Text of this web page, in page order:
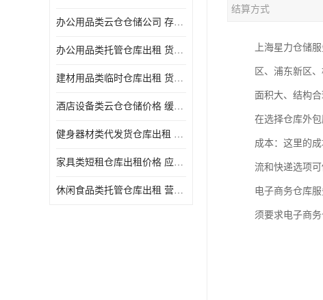
办公用品类云仓仓储公司 存货周转很快 电商仓储物流战略整合
办公用品类托管仓库出租 货物装卸方便 电商仓储物流战略合作
建材用品类临时仓库出租 货物装卸方便 仓储供应链配套
酒店设备类云仓仓储价格 缓解企业储存压力 智能电商配套
健身器材类代发货仓库出租 租期灵活 新媒体平台配套
家具类短租仓库出租价格 应用广泛 智能电商配套
休闲食品类托管仓库出租 营造良好环境氛围 垂直电商配套
结算方式
上海星力仓储
区、浦东新区
面积大、结构合
在选择仓库外
成本：这里的
流和快递选项
电子商务仓库
须要求电子商